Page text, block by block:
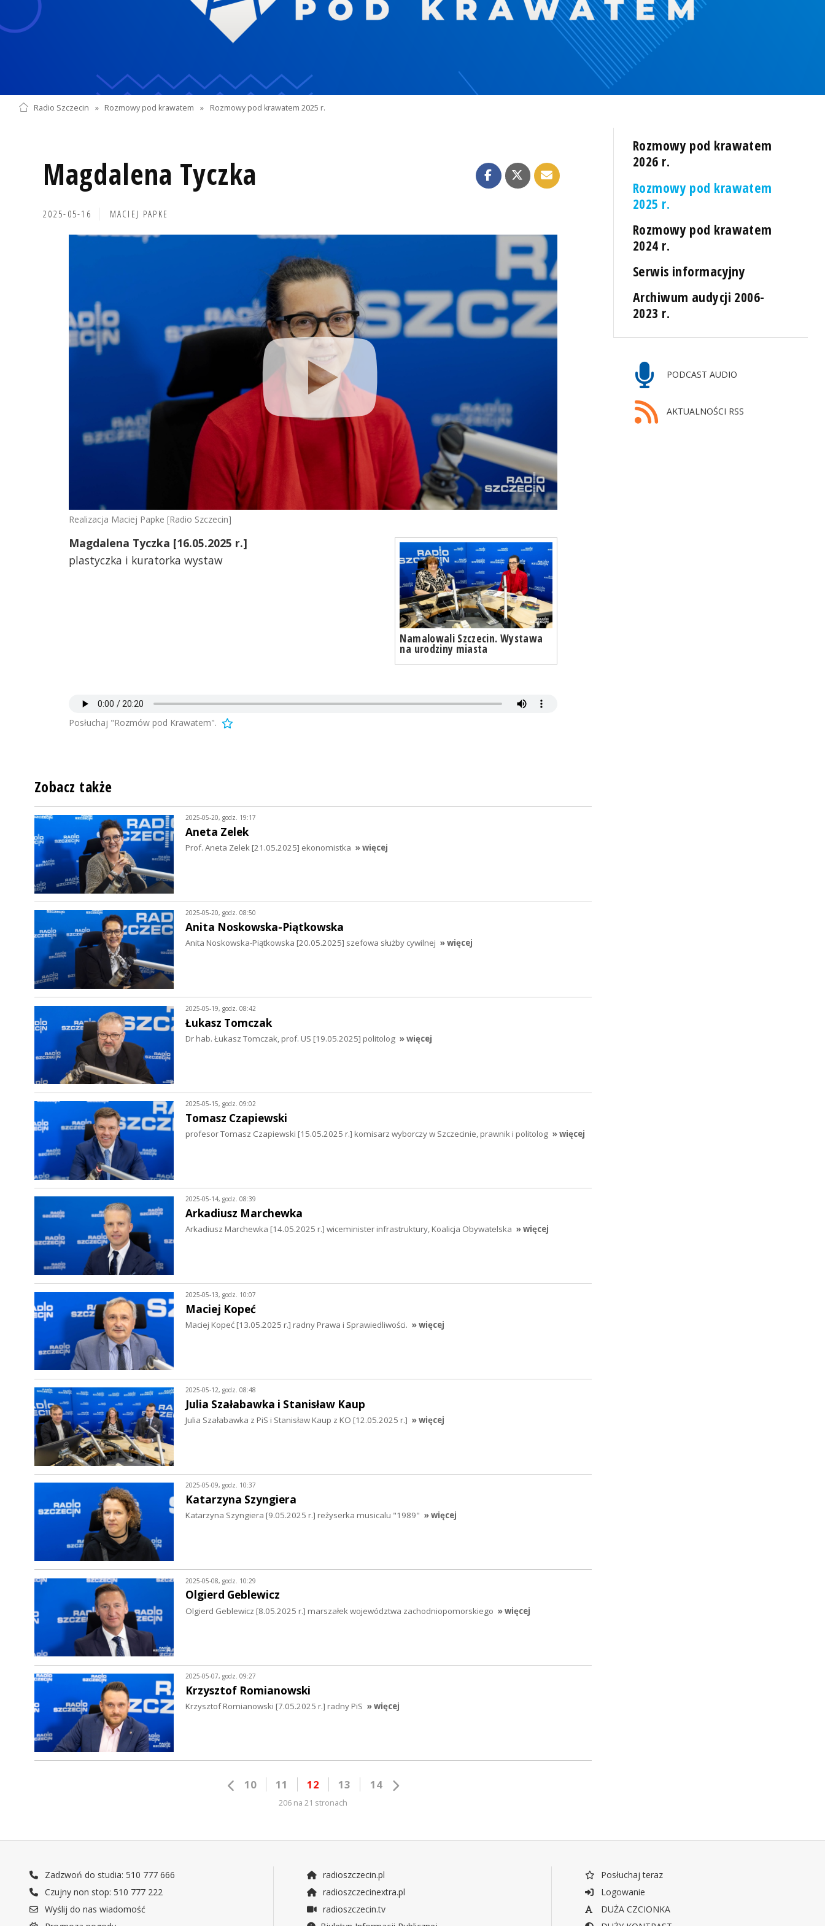
Radio Szczecin » Rozmowy pod krawatem » Rozmowy pod krawatem 2025 r.
Magdalena Tyczka
2025-05-16 MACIEJ PAPKE
Realizacja Maciej Papke [Radio Szczecin]
Namalowali Szczecin. Wystawa
na urodziny miasta
Magdalena Tyczka [16.05.2025 r.]
plastyczka i kuratorka wystaw
Posłuchaj "Rozmów pod Krawatem".
Rozmowy pod krawatem
2026 r.
Rozmowy pod krawatem
2025 r.
Rozmowy pod krawatem
2024 r.
Serwis informacyjny
Archiwum audycji 2006-
2023 r.
PODCAST AUDIO
AKTUALNOŚCI RSS
Zobacz także
2025-05-20, godz. 19:17
Aneta Zelek
Prof. Aneta Zelek [21.05.2025] ekonomistka » więcej
2025-05-20, godz. 08:50
Anita Noskowska-Piątkowska
Anita Noskowska-Piątkowska [20.05.2025] szefowa służby cywilnej » więcej
2025-05-19, godz. 08:42
Łukasz Tomczak
Dr hab. Łukasz Tomczak, prof. US [19.05.2025] politolog » więcej
2025-05-15, godz. 09:02
Tomasz Czapiewski
profesor Tomasz Czapiewski [15.05.2025 r.] komisarz wyborczy w Szczecinie, prawnik i politolog » więcej
2025-05-14, godz. 08:39
Arkadiusz Marchewka
Arkadiusz Marchewka [14.05.2025 r.] wiceminister infrastruktury, Koalicja Obywatelska » więcej
2025-05-13, godz. 10:07
Maciej Kopeć
Maciej Kopeć [13.05.2025 r.] radny Prawa i Sprawiedliwości. » więcej
2025-05-12, godz. 08:48
Julia Szałabawka i Stanisław Kaup
Julia Szałabawka z PiS i Stanisław Kaup z KO [12.05.2025 r.] » więcej
2025-05-09, godz. 10:37
Katarzyna Szyngiera
Katarzyna Szyngiera [9.05.2025 r.] reżyserka musicalu "1989" » więcej
2025-05-08, godz. 10:29
Olgierd Geblewicz
Olgierd Geblewicz [8.05.2025 r.] marszałek województwa zachodniopomorskiego » więcej
2025-05-07, godz. 09:27
Krzysztof Romianowski
Krzysztof Romianowski [7.05.2025 r.] radny PiS » więcej
10 11 12 13 14
206 na 21 stronach
Zadzwoń do studia: 510 777 666
Czujny non stop: 510 777 222
Wyślij do nas wiadomość
radioszczecin.pl
radioszczecinextra.pl
radioszczecin.tv
Posłuchaj teraz
Logowanie
DUŻA CZCIONKA